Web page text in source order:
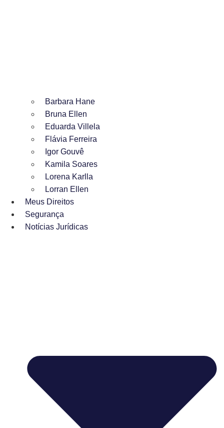
Barbara Hane
Bruna Ellen
Eduarda Villela
Flávia Ferreira
Igor Gouvê
Kamila Soares
Lorena Karlla
Lorran Ellen
Meus Direitos
Segurança
Notícias Jurídicas